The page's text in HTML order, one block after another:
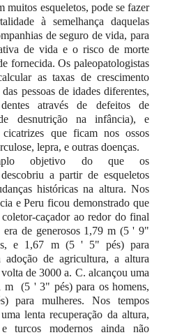
muitos esqueletos, pode se fazer
à semelhança daquelas
de seguro de vida, para
de vida e o risco de morte
fornecida. Os paleopatologistas
as taxas de crescimento
pessoas de idades diferentes,
através de defeitos de
desnutrição na infância), e
cicatrizes que ficam nos ossos
lepra, e outras doenças.
objetivo do que os
a partir de esqueletos
históricas na altura. Nos
e Peru ficou demonstrado que
caçador ao redor do final
de generosos 1,79 m (5 ' 9"
e 1,67 m (5 ' 5" pés) para
adoção de agricultura, a altura
de 3000 a. C. alcançou uma
m (5 ' 3" pés) para os homens,
para mulheres. Nos tempos
lenta recuperação da altura,
turcos modernos ainda não